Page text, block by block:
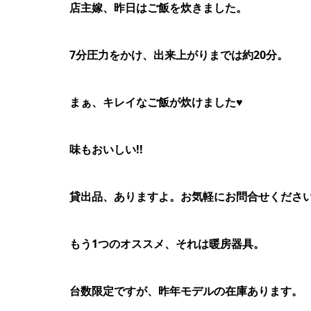
店主嫁、昨日はご飯を炊きました。
7分圧力をかけ、出来上がりまでは約20分。
まぁ、キレイなご飯が炊けました♥
味もおいしい!!
貸出品、ありますよ。お気軽にお問合せくださ
もう1つのオススメ、それは暖房器具。
台数限定ですが、昨年モデルの在庫あります。